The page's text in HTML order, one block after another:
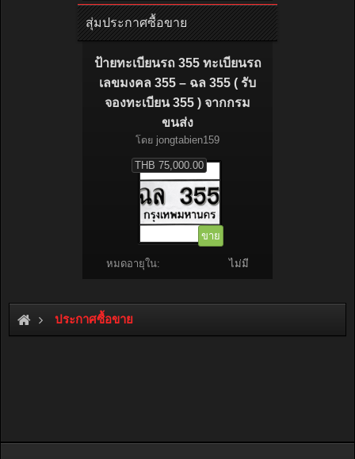
สุ่มประกาศซื้อขาย
ป้ายทะเบียนรถ 355 ทะเบียนรถ
เลขมงคล 355 – ฉล 355 ( รับ
จองทะเบียน 355 ) จากกรม
ขนส่ง
โดย jongtabien159
ขาย
THB 75,000.00
หมดอายุใน: ไม่มี
ประกาศซื้อขาย